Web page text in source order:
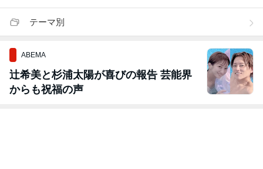
テーマ別
ABEMA
辻希美と杉浦太陽が喜びの報告 芸能界
からも祝福の声